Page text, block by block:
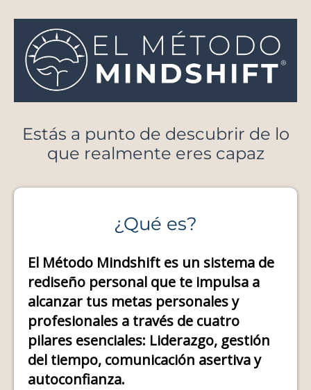
Estás a punto de descubrir de lo
que realmente eres capaz
¿Qué es?
El Método Mindshift es un sistema de
rediseño personal que te impulsa a
alcanzar tus metas personales y
profesionales a través de cuatro
pilares esenciales: Liderazgo, gestión
del tiempo, comunicación asertiva y
autoconfianza.